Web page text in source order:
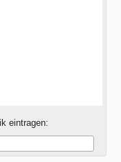
eintragen: